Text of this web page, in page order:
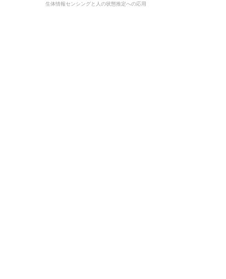
生体情報センシングと人の状態推定への応用